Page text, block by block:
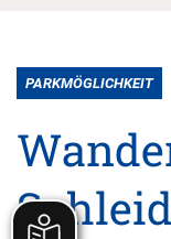
PARKMÖGLICHKEIT